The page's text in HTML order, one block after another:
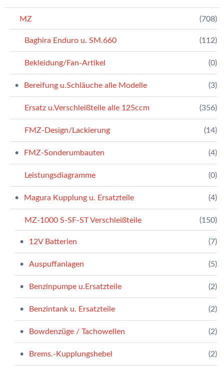
MZ (708)
Baghira Enduro u. SM.660 (112)
Bekleidung/Fan-Artikel (0)
Bereifung u.Schläuche alle Modelle (3)
Ersatz u.Verschleißteile alle 125ccm (356)
FMZ-Design/Lackierung (14)
FMZ-Sonderumbauten (4)
Leistungsdiagramme (0)
Magura Kupplung u. Ersatzteile (4)
MZ-1000 S-SF-ST Verschleißteile (150)
12V Batterien (7)
Auspuffanlagen (5)
Benzinpumpe u.Ersatzteile (2)
Benzintank u. Ersatzteile (2)
Bowdenzüge / Tachowellen (2)
Brems.-Kupplungshebel (2)